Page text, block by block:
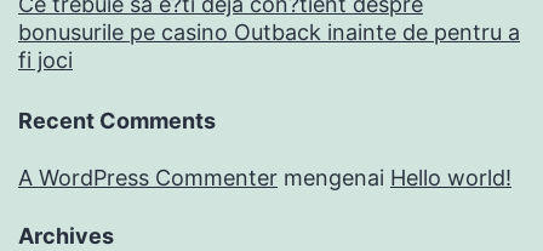
bonusurile pe casino Outback inainte de pentru a
fi joci
Recent Comments
A WordPress Commenter mengenai Hello world!
Archives